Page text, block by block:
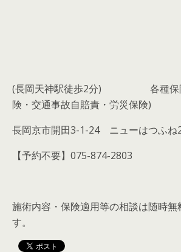
(長岡天神駅徒歩2分)
各種
険・交通事故自賠責・労災保険)
長岡京市開田3-1-24 ニューはつふね
【予約不要】075-874-2803
やすらぎ
施術内容・保険適用等の相談は随時無
す。